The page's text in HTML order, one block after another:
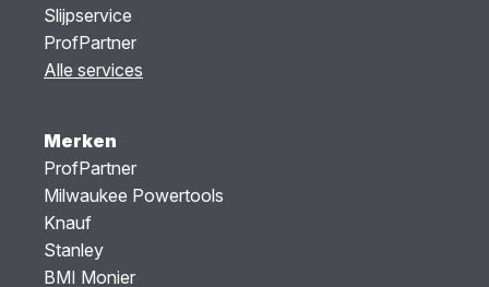
Slijpservice
ProfPartner
Alle services
Merken
ProfPartner
Milwaukee Powertools
Knauf
Stanley
BMI Monier